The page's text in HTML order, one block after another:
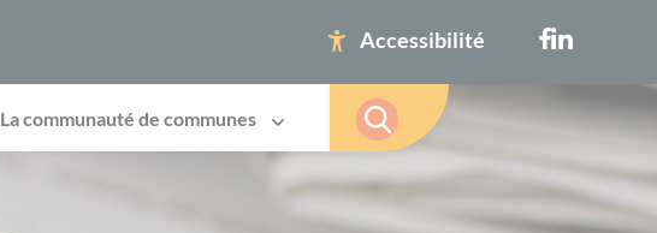
Accessibilité
La communauté de communes